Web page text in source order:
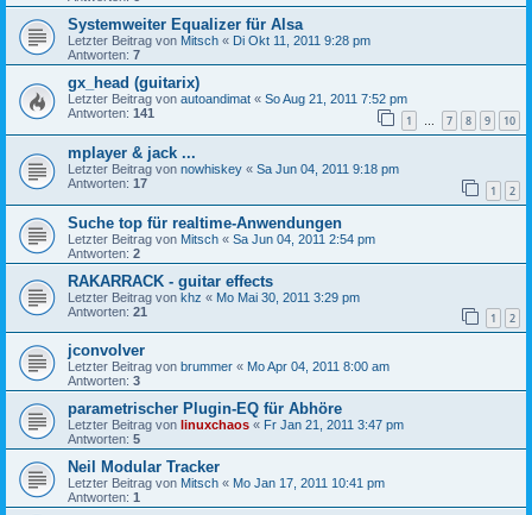
Systemweiter Equalizer für Alsa
Letzter Beitrag von Mitsch « Di Okt 11, 2011 9:28 pm
Antworten: 7
gx_head (guitarix)
Letzter Beitrag von autoandimat « So Aug 21, 2011 7:52 pm
Antworten: 141 1 … 7 8 9 10
mplayer & jack ...
Letzter Beitrag von nowhiskey « Sa Jun 04, 2011 9:18 pm
Antworten: 17 1 2
Suche top für realtime-Anwendungen
Letzter Beitrag von Mitsch « Sa Jun 04, 2011 2:54 pm
Antworten: 2
RAKARRACK - guitar effects
Letzter Beitrag von khz « Mo Mai 30, 2011 3:29 pm
Antworten: 21 1 2
jconvolver
Letzter Beitrag von brummer « Mo Apr 04, 2011 8:00 am
Antworten: 3
parametrischer Plugin-EQ für Abhöre
Letzter Beitrag von linuxchaos « Fr Jan 21, 2011 3:47 pm
Antworten: 5
Neil Modular Tracker
Letzter Beitrag von Mitsch « Mo Jan 17, 2011 10:41 pm
Antworten: 1